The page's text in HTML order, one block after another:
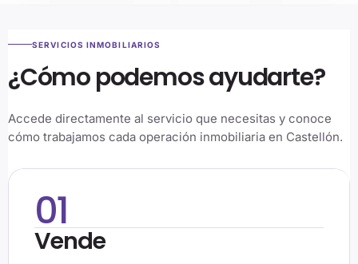
SERVICIOS INMOBILIARIOS
¿Cómo podemos ayudarte?
Accede directamente al servicio que necesitas y conoce
cómo trabajamos cada operación inmobiliaria en Castellón.
01
Vende